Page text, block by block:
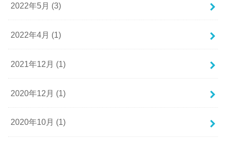
2022年5月 (3)
2022年4月 (1)
2021年12月 (1)
2020年12月 (1)
2020年10月 (1)